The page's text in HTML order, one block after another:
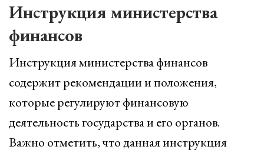
Инструкция министерства
финансов
Инструкция министерства финансов
содержит рекомендации и положения,
которые регулируют финансовую
деятельность государства и его органов.
Важно отметить, что данная инструкция